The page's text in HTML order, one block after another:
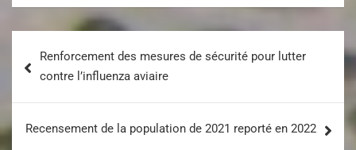
Renforcement des mesures de sécurité pour lutter
contre l’influenza aviaire
Recensement de la population de 2021 reporté en 2022